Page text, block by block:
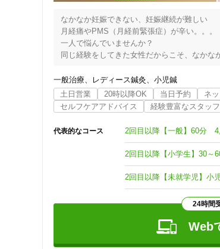
なかなか妊娠できない、妊娠継続が難しい
月経痛やPMS（月経前緊張症）が辛い。。。
一人で悩んでいませんか？
同じ経験をしてきた女性だからこそ、なかな
当院では、これから妊娠を望んでいる方、病
ご不安なく相談していただけるよう、女性鍼
「相談してよかった」と感じられる治療をご
一般治療 レディース鍼灸
小児鍼
土日営業
20時以降OK 当日予約 ネ
セルフケアアドバイス
経験豊富なスタッ
代表的なコース 2回目以降【一般】60分
2回目以降【小学生】30～
2回目以降【未就学児】
24時間
Web